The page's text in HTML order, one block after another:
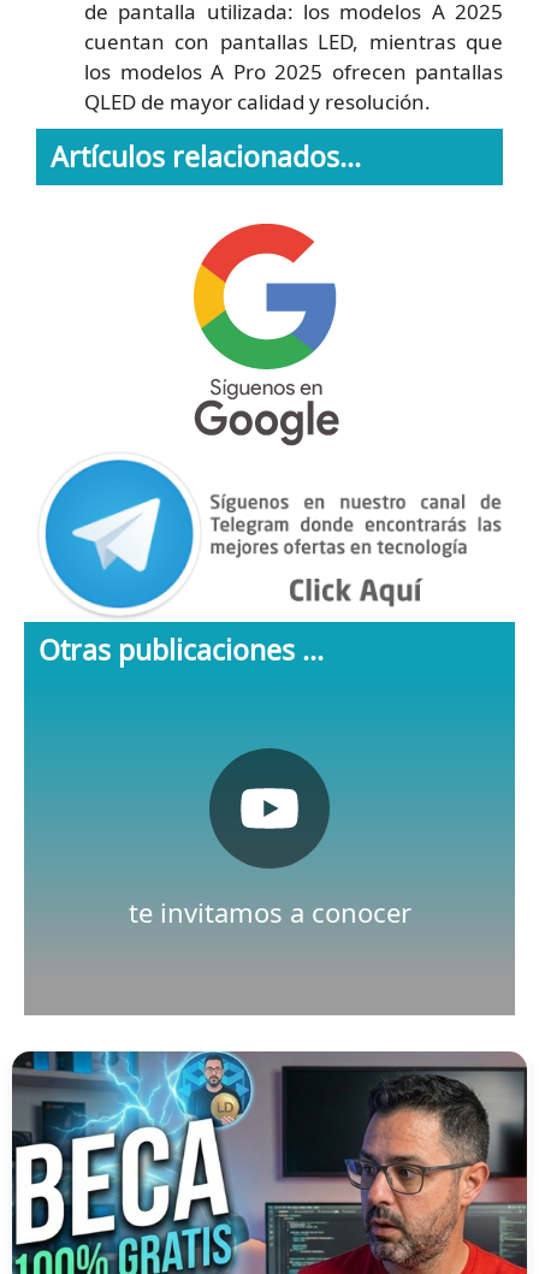
de pantalla utilizada: los modelos A 2025
cuentan con pantallas LED, mientras que
los modelos A Pro 2025 ofrecen pantallas
QLED de mayor calidad y resolución.
Artículos relacionados...
Otras publicaciones ...
te invitamos a conocer
Nuestro canal de Youtube
Pulsa aquí